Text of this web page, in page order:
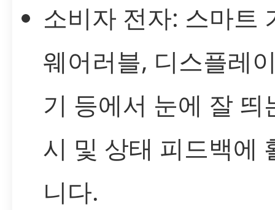
소비자 전자: 스마트
웨어러블, 디스플레
기 등에서 눈에 잘 띄
시 및 상태 피드백에
니다.